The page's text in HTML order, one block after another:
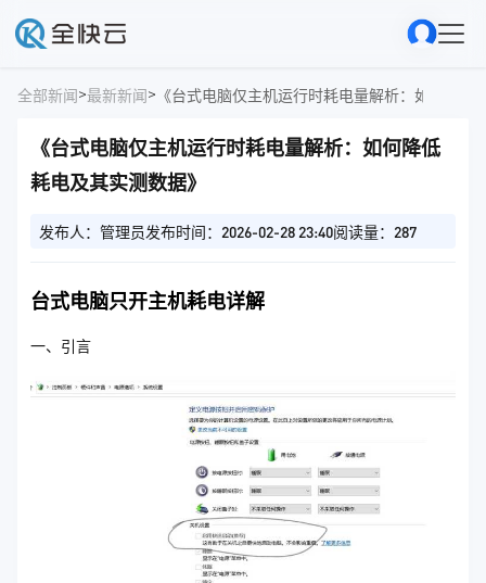
全部新闻>最新新闻> 《台式电脑仅主机运行时耗电量解析：如何降低
《台式电脑仅主机运行时耗电量解析：如何降低
耗电及其实测数据》
发布人：管理员发布时间：2026-02-28 23:40阅读量：287
台式电脑只开主机耗电详解
一、引言